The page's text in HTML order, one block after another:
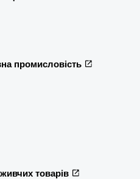
промисловість
товарів